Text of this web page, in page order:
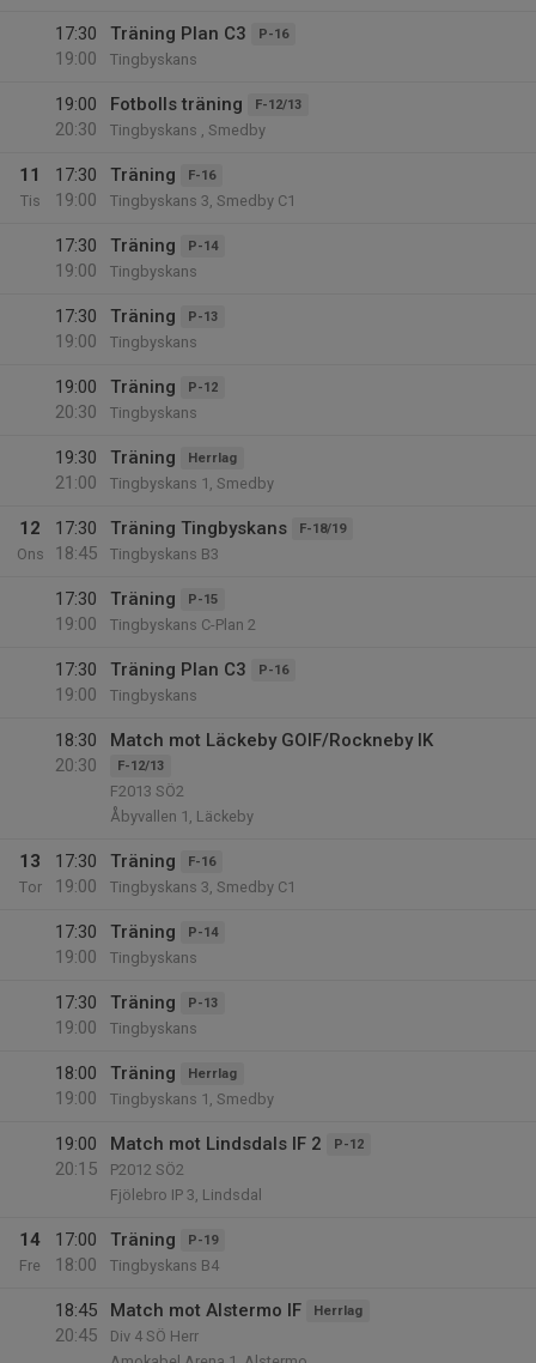
17:30
19:00
Träning Plan C3 P-16
Tingbyskans
19:00
20:30
Fotbolls träning F-12/13
Tingbyskans , Smedby
11
Tis
17:30
19:00
Träning F-16
Tingbyskans 3, Smedby C1
17:30
19:00
Träning P-14
Tingbyskans
17:30
19:00
Träning P-13
Tingbyskans
19:00
20:30
Träning P-12
Tingbyskans
19:30
21:00
Träning Herrlag
Tingbyskans 1, Smedby
12
Ons
17:30
18:45
Träning Tingbyskans F-18/19
Tingbyskans B3
17:30
19:00
Träning P-15
Tingbyskans C-Plan 2
17:30
19:00
Träning Plan C3 P-16
Tingbyskans
18:30
20:30
Match mot Läckeby GOIF/Rockneby IK
F-12/13
F2013 SÖ2
Åbyvallen 1, Läckeby
13
Tor
17:30
19:00
Träning F-16
Tingbyskans 3, Smedby C1
17:30
19:00
Träning P-14
Tingbyskans
17:30
19:00
Träning P-13
Tingbyskans
18:00
19:00
Träning Herrlag
Tingbyskans 1, Smedby
19:00
20:15
Match mot Lindsdals IF 2 P-12
P2012 SÖ2
Fjölebro IP 3, Lindsdal
14
Fre
17:00
18:00
Träning P-19
Tingbyskans B4
18:45
20:45
Match mot Alstermo IF Herrlag
Div 4 SÖ Herr